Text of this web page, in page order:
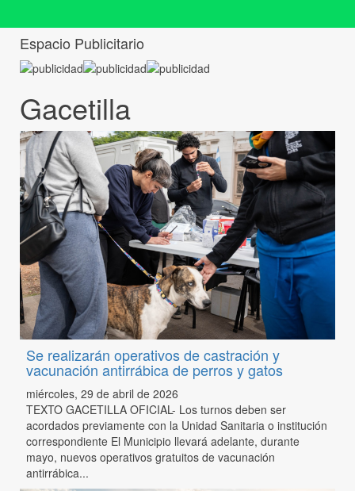
Espacio Publicitario
Gacetilla
Se realizarán operativos de castración y
vacunación antirrábica de perros y gatos
miércoles, 29 de abril de 2026
TEXTO GACETILLA OFICIAL- Los turnos deben ser
acordados previamente con la Unidad Sanitaria o institución
correspondiente El Municipio llevará adelante, durante
mayo, nuevos operativos gratuitos de vacunación
antirrábica...